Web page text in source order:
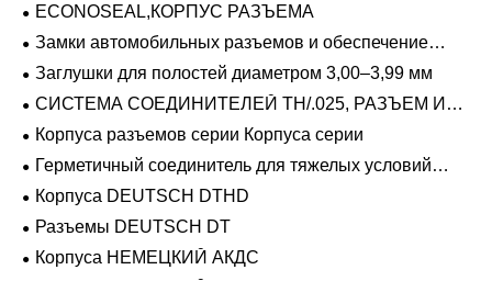
ECONOSEAL,КОРПУС РАЗЪЕМА
Замки автомобильных разъемов и обеспечение
положения
Заглушки для полостей диаметром 3,00–3,99 мм
СИСТЕМА СОЕДИНИТЕЛЕЙ TH/.025, РАЗЪЕМ И
ВКЛАДЫШ
Корпуса разъемов серии Корпуса серии
Герметичный соединитель для тяжелых условий
эксплуатации Фиксирующие направляющие серии
Корпуса DEUTSCH DTHD
Разъемы DEUTSCH DT
Корпуса НЕМЕЦКИЙ АКДС